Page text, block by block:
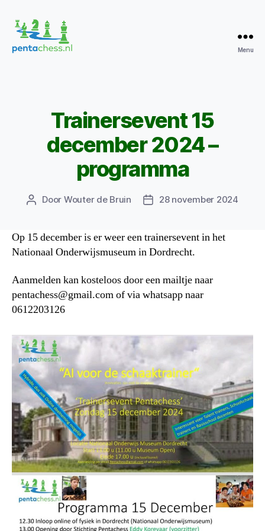
Menu
Categorieën
Trainersevent 15
december 2024 –
programma
Berichtauteur
Door Wouter de Bruin Berichtdatum
28 november 2024
Op 15 december is er weer een trainersevent in het
Nationaal Onderwijsmuseum in Dordrecht.
Aanmelden kan kosteloos door een mailtje naar
pentachess@gmail.comof via whatsapp naar
0612203126